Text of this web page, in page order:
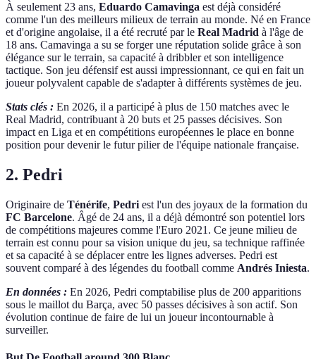
À seulement 23 ans, Eduardo Camavinga est déjà considéré
comme l'un des meilleurs milieux de terrain au monde. Né en France
et d'origine angolaise, il a été recruté par le Real Madrid à l'âge de
18 ans. Camavinga a su se forger une réputation solide grâce à son
élégance sur le terrain, sa capacité à dribbler et son intelligence
tactique. Son jeu défensif est aussi impressionnant, ce qui en fait un
joueur polyvalent capable de s'adapter à différents systèmes de jeu.
Stats clés : En 2026, il a participé à plus de 150 matches avec le
Real Madrid, contribuant à 20 buts et 25 passes décisives. Son
impact en Liga et en compétitions européennes le place en bonne
position pour devenir le futur pilier de l'équipe nationale française.
2. Pedri
Originaire de Ténérife, Pedri est l'un des joyaux de la formation du
FC Barcelone. Âgé de 24 ans, il a déjà démontré son potentiel lors
de compétitions majeures comme l'Euro 2021. Ce jeune milieu de
terrain est connu pour sa vision unique du jeu, sa technique raffinée
et sa capacité à se déplacer entre les lignes adverses. Pedri est
souvent comparé à des légendes du football comme Andrés Iniesta.
En données : En 2026, Pedri comptabilise plus de 200 apparitions
sous le maillot du Barça, avec 50 passes décisives à son actif. Son
évolution continue de faire de lui un joueur incontournable à
surveiller.